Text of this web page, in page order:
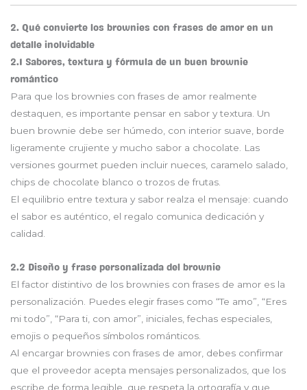
2. Qué convierte los brownies con frases de amor en un
detalle inolvidable
2.1 Sabores, textura y fórmula de un buen brownie
romántico
Para que los brownies con frases de amor realmente
destaquen, es importante pensar en sabor y textura. Un
buen brownie debe ser húmedo, con interior suave, borde
ligeramente crujiente y mucho sabor a chocolate. Las
versiones gourmet pueden incluir nueces, caramelo salado,
chips de chocolate blanco o trozos de frutas.
El equilibrio entre textura y sabor realza el mensaje: cuando
el sabor es auténtico, el regalo comunica dedicación y
calidad.
2.2 Diseño y frase personalizada del brownie
El factor distintivo de los brownies con frases de amor es la
personalización. Puedes elegir frases como “Te amo”, “Eres
mi todo”, “Para ti, con amor”, iniciales, fechas especiales,
emojis o pequeños símbolos románticos.
Al encargar brownies con frases de amor, debes confirmar
que el proveedor acepta mensajes personalizados, que los
escribe de forma legible, que respeta la ortografía y que